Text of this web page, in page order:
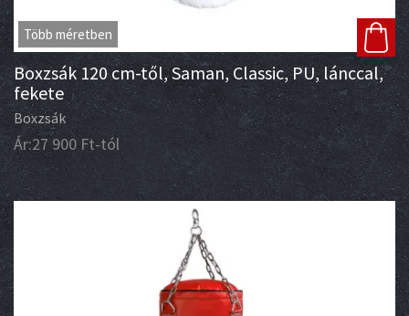
Több méretben
Boxzsák 120 cm-től, Saman, Classic, PU, lánccal,
fekete
Boxzsák
Ár:27 900Ft-tól